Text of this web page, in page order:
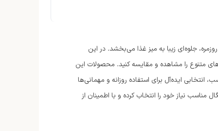
جلوه‌ای زیبا به میز غذا می‌بخشد. در این
متنوع را مشاهده و مقایسه کنید. محصولات این
ایده‌آل برای استفاده روزانه و مهمانی‌ها
نیاز خود را انتخاب کرده و با اطمینان از